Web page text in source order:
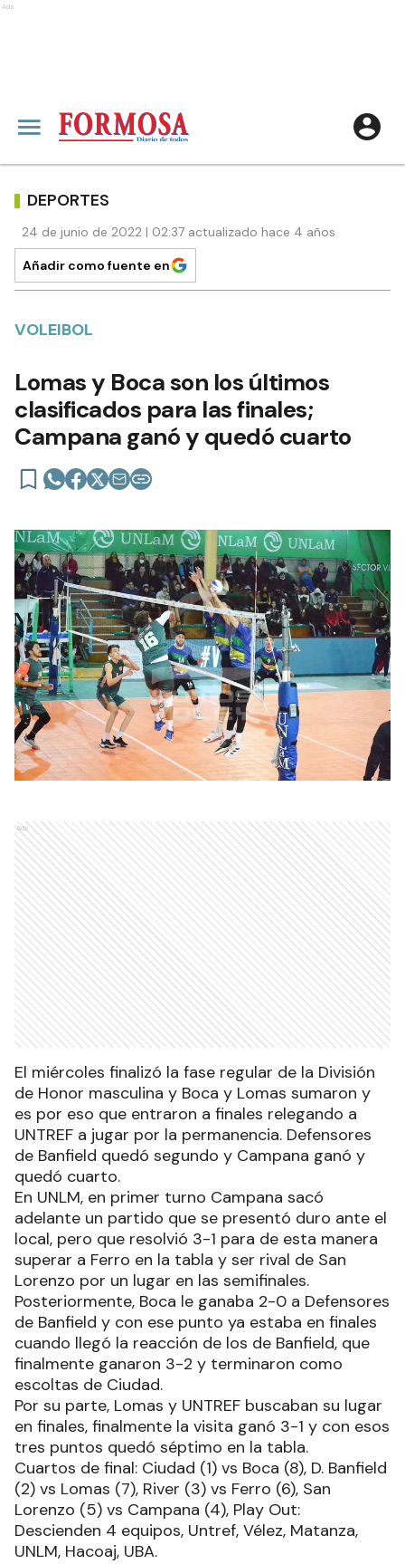
Ads
DEPORTES
24 de junio de 2022 | 02:37 actualizado hace 4 años
Añadir como fuente en
VOLEIBOL
Lomas y Boca son los últimos
clasificados para las finales;
Campana ganó y quedó cuarto
Ads
El miércoles finalizó la fase regular de la División
de Honor masculina y Boca y Lomas sumaron y
es por eso que entraron a finales relegando a
UNTREF a jugar por la permanencia. Defensores
de Banfield quedó segundo y Campana ganó y
quedó cuarto.
En UNLM, en primer turno Campana sacó
adelante un partido que se presentó duro ante el
local, pero que resolvió 3-1 para de esta manera
superar a Ferro en la tabla y ser rival de San
Lorenzo por un lugar en las semifinales.
Posteriormente, Boca le ganaba 2-0 a Defensores
de Banfield y con ese punto ya estaba en finales
cuando llegó la reacción de los de Banfield, que
finalmente ganaron 3-2 y terminaron como
escoltas de Ciudad.
Por su parte, Lomas y UNTREF buscaban su lugar
en finales, finalmente la visita ganó 3-1 y con esos
tres puntos quedó séptimo en la tabla.
Cuartos de final: Ciudad (1) vs Boca (8), D. Banfield
(2) vs Lomas (7), River (3) vs Ferro (6), San
Lorenzo (5) vs Campana (4), Play Out:
Descienden 4 equipos, Untref, Vélez, Matanza,
UNLM, Hacoaj, UBA.